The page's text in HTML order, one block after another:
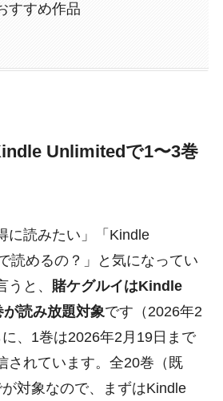
すすめ作品
Unlimitedで1〜3巻
に読みたい」「Kindle
読めるの？」と気になってい
と、 賭ケグルイはKindle
読み放題対象です（2026年2
、1巻は2026年2月19日まで
されています。全20巻（既
対象なので、まずはKindle